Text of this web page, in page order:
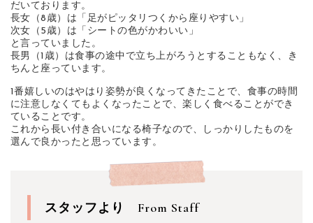
だいております。
長女（8歳）は「足がピッタリつくから座りやすい」
次女（5歳）は「シートの色がかわいい」
と言っていました。
長男（1歳）は食事の途中で立ち上がろうとすることもなく、き
ちんと座っています。
1番嬉しいのはやはり姿勢が良くなってきたことで、食事の時間
に注意しなくてもよくなったことで、楽しく食べることができ
ていることです。
これから長い付き合いになる椅子なので、しっかりしたものを
選んで良かったと思っています。
スタッフより From Staff